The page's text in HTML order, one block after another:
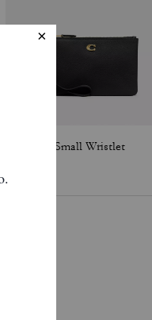
Essential Small Wristlet